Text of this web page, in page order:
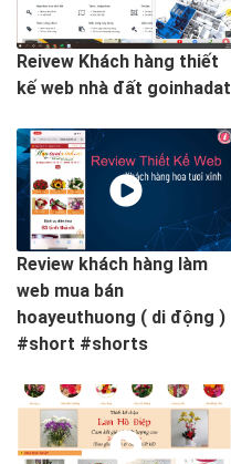
Reivew Khách hàng thiết
kế web nhà đất goinhadat
Review khách hàng làm
web mua bán
hoayeuthuong ( di động )
#short #shorts